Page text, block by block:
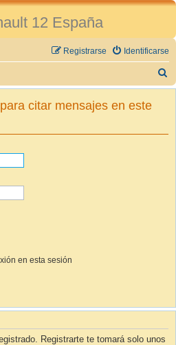
12 España
Identificarse
Registrarse
u
citar mensajes en este
en esta sesión
Registrarte te tomará solo unos